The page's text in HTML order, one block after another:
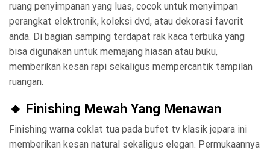
ruang penyimpanan yang luas, cocok untuk menyimpan
perangkat elektronik, koleksi dvd, atau dekorasi favorit
anda. Di bagian samping terdapat rak kaca terbuka yang
bisa digunakan untuk memajang hiasan atau buku,
memberikan kesan rapi sekaligus mempercantik tampilan
ruangan.
🔸 Finishing Mewah Yang Menawan
Finishing warna coklat tua pada bufet tv klasik jepara ini
memberikan kesan natural sekaligus elegan. Permukaannya